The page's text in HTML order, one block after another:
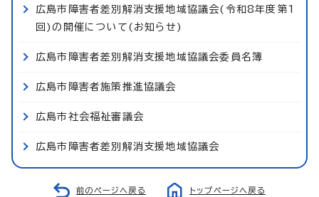
広島市障害者差別解消支援地域協議会(令和8年度第1
回)の開催について(お知らせ)
広島市障害者差別解消支援地域協議会委員名簿
広島市障害者施策推進協議会
広島市社会福祉審議会
広島市障害者差別解消支援地域協議会
前のページへ戻る トップページへ戻る